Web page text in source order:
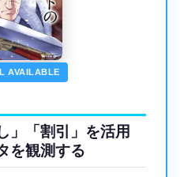
AVAILABLE
」「割引」を活用
を観測する